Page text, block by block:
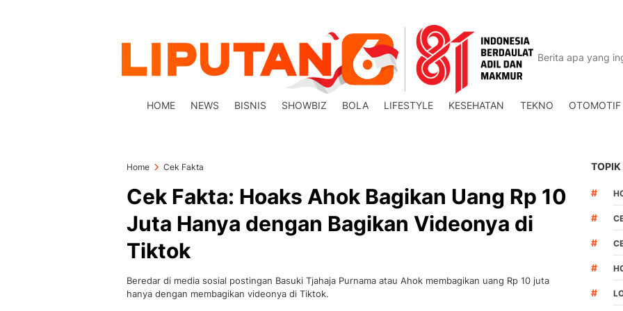
HOME NEWS BISNIS SHOWBIZ BOLA LIFESTYLE KESEHATAN TEKNO OTOMOTIF
Home Cek Fakta
Cek Fakta: Hoaks Ahok Bagikan Uang Rp 10
Juta Hanya dengan Bagikan Videonya di
Tiktok
Beredar di media sosial postingan Basuki Tjahaja Purnama atau Ahok membagikan uang Rp 10 juta
hanya dengan membagikan videonya di Tiktok.
TOPIK
#
#
#
#
#